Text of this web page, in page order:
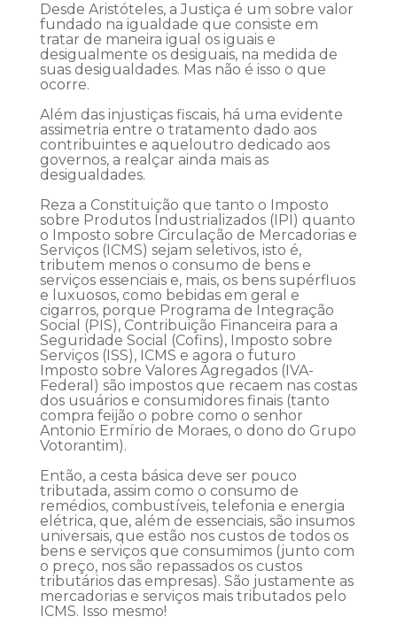
Desde Aristóteles, a Justiça é um sobre valor
fundado na igualdade que consiste em
tratar de maneira igual os iguais e
desigualmente os desiguais, na medida de
suas desigualdades. Mas não é isso o que
ocorre.
Além das injustiças fiscais, há uma evidente
assimetria entre o tratamento dado aos
contribuintes e aqueloutro dedicado aos
governos, a realçar ainda mais as
desigualdades.
Reza a Constituição que tanto o Imposto
sobre Produtos Industrializados (IPI) quanto
o Imposto sobre Circulação de Mercadorias e
Serviços (ICMS) sejam seletivos, isto é,
tributem menos o consumo de bens e
serviços essenciais e, mais, os bens supérfluos
e luxuosos, como bebidas em geral e
cigarros, porque Programa de Integração
Social (PIS), Contribuição Financeira para a
Seguridade Social (Cofins), Imposto sobre
Serviços (ISS), ICMS e agora o futuro
Imposto sobre Valores Agregados (IVA-
Federal) são impostos que recaem nas costas
dos usuários e consumidores finais (tanto
compra feijão o pobre como o senhor
Antonio Ermírio de Moraes, o dono do Grupo
Votorantim).
Então, a cesta básica deve ser pouco
tributada, assim como o consumo de
remédios, combustíveis, telefonia e energia
elétrica, que, além de essenciais, são insumos
universais, que estão nos custos de todos os
bens e serviços que consumimos (junto com
o preço, nos são repassados os custos
tributários das empresas). São justamente as
mercadorias e serviços mais tributados pelo
ICMS. Isso mesmo!